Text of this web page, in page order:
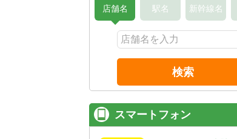
店舗名 駅名 新幹線名
検索
スマートフォン